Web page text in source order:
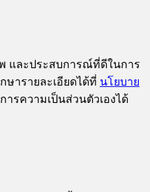
และประสบการณ์ที่ดีในการ
ารายละเอียดได้ที่ นโยบาย
ารความเป็นส่วนตัวเองได้